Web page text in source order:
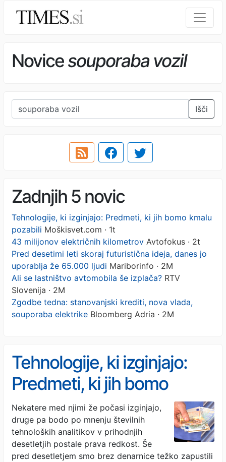
Novicesouporaba vozil
Išči
Zadnjih 5 novic
Tehnologije, ki izginjajo: Predmeti, ki jih bomo kmalu
pozabili Moškisvet.com · 1t
43 milijonov električnih kilometrov Avtofokus · 2t
Pred desetimi leti skoraj futuristična ideja, danes jo
uporablja že 65.000 ljudi Mariborinfo · 2M
Ali se lastništvo avtomobila še izplača? RTV
Slovenija · 2M
Zgodbe tedna: stanovanjski krediti, nova vlada,
souporaba elektrike Bloomberg Adria · 2M
Tehnologije, ki izginjajo:
Predmeti, ki jih bomo
kmalu pozabili
Nekatere med njimi že počasi izginjajo,
druge pa bodo po mnenju številnih
tehnoloških analitikov v prihodnjih
desetletjih postale prava redkost. Še
pred desetletjem smo brez denarnice težko zapustili